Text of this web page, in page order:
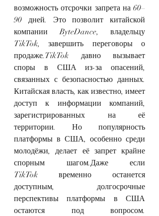
возможность отсрочки запрета на 60–
90 дней. Это позволит китайской
компании ByteDance, владельцу
TikTok, завершить переговоры о
продаже.TikTok давно вызывает
споры в США из-за опасений,
связанных с безопасностью данных.
Китайская власть, как известно, имеет
доступ к информации компаний,
зарегистрированных на её
территории. Но популярность
платформы в США, особенно среди
молодёжи, делает её запрет крайне
спорным шагом.Даже если
TikTok временно останется
доступным, долгосрочные
перспективы платформы в США
остаются под вопросом.